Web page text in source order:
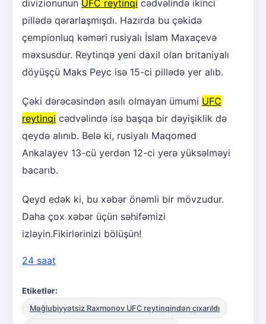
divizionunun UFC reytinqi cədvəlində ikinci
pillədə qərarlaşmışdı. Hazırda bu çəkidə
çempionluq kəməri rusiyalı İslam Maxaçevə
məxsusdur. Reytinqə yeni daxil olan britaniyalı
döyüşçü Maks Peyc isə 15-ci pillədə yer alıb.
Çəki dərəcəsindən asılı olmayan ümumi UFC
reytinqi cədvəlində isə başqa bir dəyişiklik də
qeydə alınıb. Belə ki, rusiyalı Maqomed
Ankalayev 13-cü yerdən 12-ci yerə yüksəlməyi
bacarıb.
Qeyd edək ki, bu xəbər önəmli bir mövzudur.
Daha çox xəbər üçün səhifəmizi
izləyin.Fikirlərinizi bölüşün!
24 saat
Etiketlər:
Məğlubiyyətsiz Raxmonov UFC reytinqindən çıxarıldı